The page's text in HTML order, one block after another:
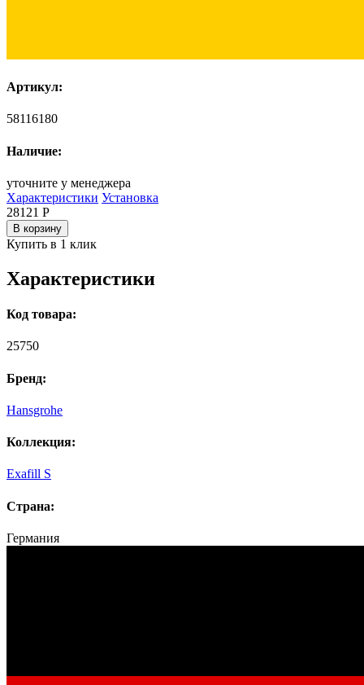
Артикул:
58116180
Наличие:
уточните у менеджера
Характеристики Установка
28121 Р
В корзину
Купить в 1 клик
Характеристики
Код товара:
25750
Бренд:
Hansgrohe
Коллекция:
Exafill S
Страна:
Германия